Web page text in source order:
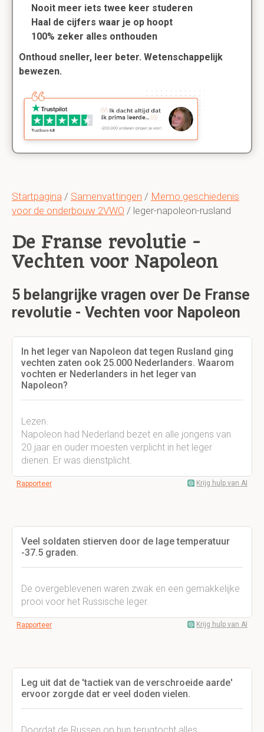
Startpagina / Samenvattingen / Memo geschiedenis
voor de onderbouw 2VWO / leger-napoleon-rusland
De Franse revolutie -
Vechten voor Napoleon
5 belangrijke vragen over De Franse
revolutie - Vechten voor Napoleon
In het leger van Napoleon dat tegen Rusland ging
vechten zaten ook 25.000 Nederlanders. Waarom
vochten er Nederlanders in het leger van
Napoleon?
Lezen.
Napoleon had Nederland bezet en alle jongens van
20 jaar en ouder moesten verplicht in het leger
dienen. Er was dienstplicht.
Rapporteer Krijg hulp van AI
Veel soldaten stierven door de lage temperatuur
-37.5 graden.
De overgeblevenen waren zwak en een gemakkelijke
prooi voor het Russische leger.
Rapporteer Krijg hulp van AI
Leg uit dat de 'tactiek van de verschroeide aarde'
ervoor zorgde dat er veel doden vielen.
Nooit meer iets twee keer studeren
Haal de cijfers waar je op hoopt
100% zeker alles onthouden
Onthoud sneller, leer beter. Wetenschappelijk
bewezen.